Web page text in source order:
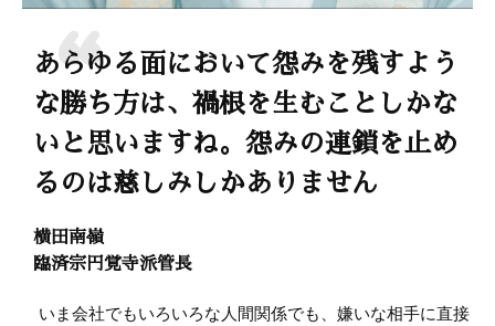
あらゆる面において怨みを残すよう
な勝ち方は、禍根を生むことしかな
いと思いますね。怨みの連鎖を止め
るのは慈しみしかありません
横田南嶺
臨済宗円覚寺派管長
いま会社でもいろいろな人間関係でも、嫌いな相手に直接